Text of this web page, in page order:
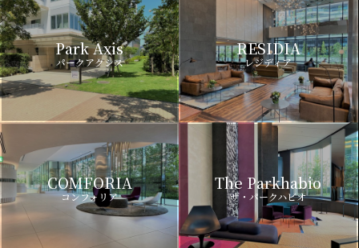
Park Axis
パークアクシス
RESIDIA
レジディア
COMFORIA
コンフォリア
The Parkhabio
ザ・パークハビオ